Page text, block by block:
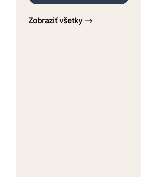
Zobraziť všetky